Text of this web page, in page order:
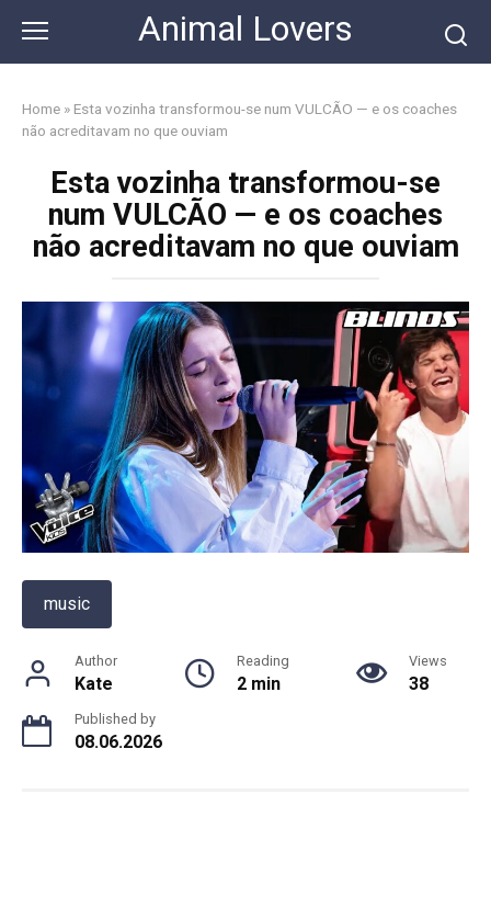
content
Animal Lovers
Home » Esta vozinha transformou-se num VULCÃO — e os coaches
não acreditavam no que ouviam
Esta vozinha transformou-se
num VULCÃO — e os coaches
não acreditavam no que ouviam
music
Author
Kate
Reading
2 min
Views
38
Published by
08.06.2026